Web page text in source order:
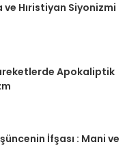
Hıristiyan Siyonizmi
Apokaliptik
İfşası : Mani ve